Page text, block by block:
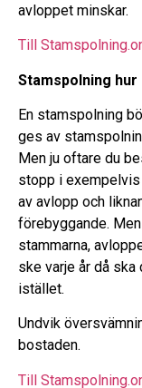
avloppet minskar.
Till
Stamspolning
En stamspolning
ges av
Men ju oftare du
stopp i
av avlopp och
förebyggande.
stammarna,
ske varje år då
istället.
Undvik
bostaden.
Till